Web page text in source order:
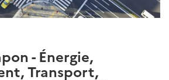
- Énergie,
Transport,
Novembre 2019 (I)
- Pôle Développement Durable